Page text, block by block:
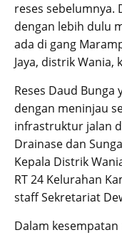
reses sebelumnya.
dengan lebih dulu
ada di gang
Jaya, distrik Wania,
Reses Daud Bunga
dengan meninjau
infrastruktur jalan
Drainase dan
Kepala Distrik
RT 24 Kelurahan
staff Sekretariat
Dalam